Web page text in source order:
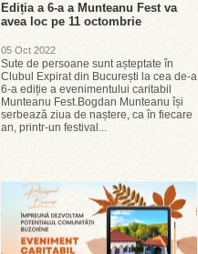
Ediția a 6-a a Munteanu Fest va
avea loc pe 11 octombrie
05 Oct 2022
Sute de persoane sunt așteptate în
Clubul Expirat din București la cea de-a
6-a ediție a evenimentului caritabil
Munteanu Fest.Bogdan Munteanu își
serbează ziua de naștere, ca în fiecare
an, printr-un festival...